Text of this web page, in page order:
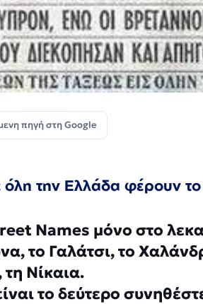
πηγή στη Google
όλη την Ελλάδα φέρουν
Names μόνο στο
το Γαλάτσι, το
Νίκαια.
το δεύτερο